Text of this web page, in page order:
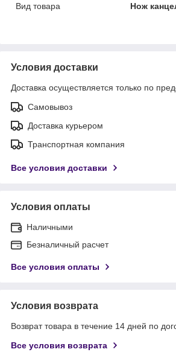
Вид товара
Нож
Условия доставки
Доставка осуществляется только по
Самовывоз
Доставка курьером
Транспортная компания
Все условия доставки
Условия оплаты
Наличными
Безналичный расчет
Все условия оплаты
Условия возврата
Возврат товара в течение 14 дней по
Все условия возврата